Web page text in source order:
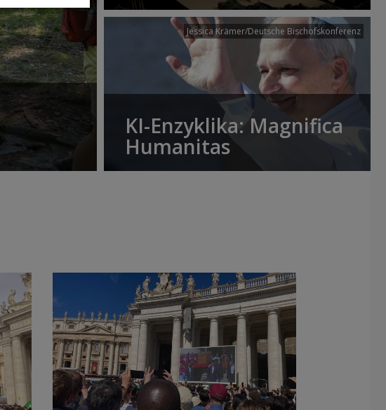
Jessica Krämer/Deutsche Bischofskonferenz
KI-Enzyklika: Magnifica
Humanitas